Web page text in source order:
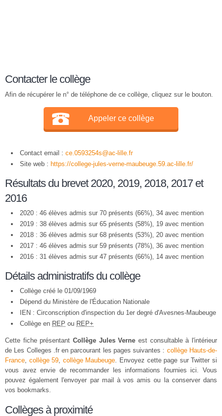
Contacter le collège
Afin de récupérer le n° de téléphone de ce collège, cliquez sur le bouton.
Appeler ce collège
Contact email : ce.0593254s@ac-lille.fr
Site web : https://college-jules-verne-maubeuge.59.ac-lille.fr/
Résultats du brevet 2020, 2019, 2018, 2017 et
2016
2020 : 46 élèves admis sur 70 présents (66%), 34 avec mention
2019 : 38 élèves admis sur 65 présents (58%), 19 avec mention
2018 : 36 élèves admis sur 68 présents (53%), 20 avec mention
2017 : 46 élèves admis sur 59 présents (78%), 36 avec mention
2016 : 31 élèves admis sur 47 présents (66%), 14 avec mention
Détails administratifs du collège
Collège créé le 01/09/1969
Dépend du Ministère de l'Éducation Nationale
IEN : Circonscription d'inspection du 1er degré d'Avesnes-Maubeuge
Collège en REP ou REP+
Cette fiche présentant Collège Jules Verne est consultable à l'intérieur
de Les Colleges .fr en parcourant les pages suivantes : collège Hauts-de-
France, collège 59, collège Maubeuge. Envoyez cette page sur Twitter si
vous avez envie de recommander les informations fournies ici. Vous
pouvez également l'envoyer par mail à vos amis ou la conserver dans
vos bookmarks.
Collèges à proximité